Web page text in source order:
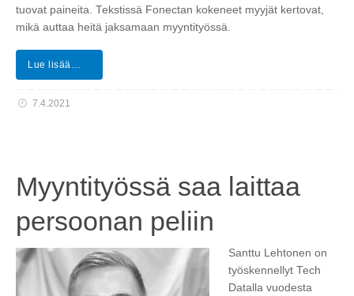
tuovat paineita. Tekstissä Fonectan kokeneet myyjät kertovat,
mikä auttaa heitä jaksamaan myyntityössä.
Lue lisää…
7.4.2021
Myyntityössä saa laittaa
persoonan peliin
Santtu Lehtonen on
työskennellyt Tech
Datalla vuodesta